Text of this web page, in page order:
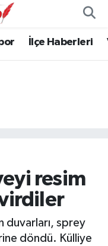
İlçe Haberleri
resim
duvarları, sprey
döndü. Külliye